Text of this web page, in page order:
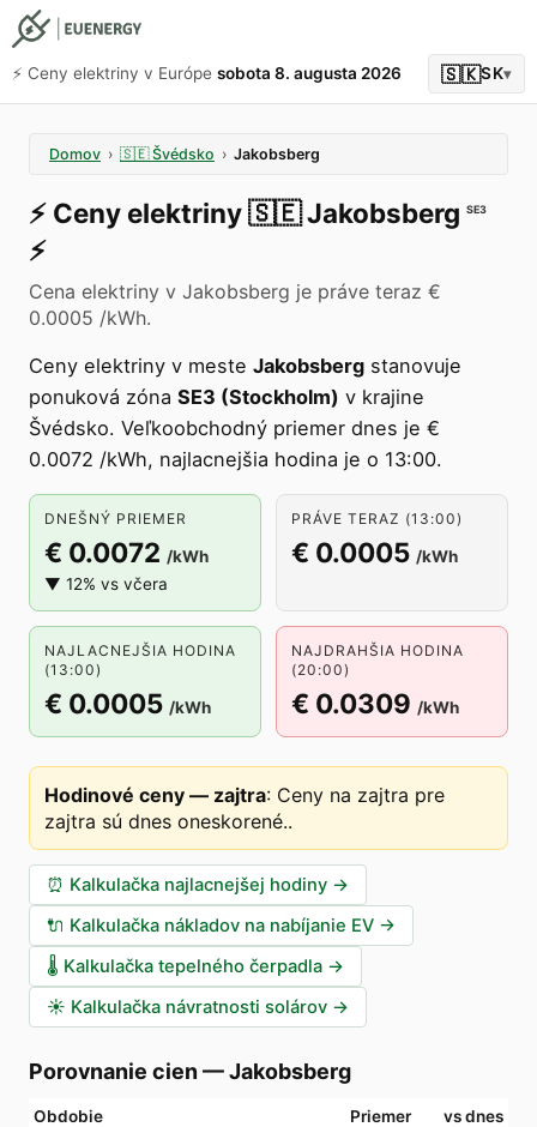
⚡️ Ceny elektriny v Európe sobota 8. augusta 2026 🇸🇰SK▾
Domov › 🇸🇪 Švédsko › Jakobsberg
⚡️ Ceny elektriny🇸🇪Jakobsberg SE3
⚡️
Cena elektriny v Jakobsberg je práve teraz €
0.0005 /kWh.
Ceny elektriny v meste Jakobsberg stanovuje
ponuková zóna SE3 (Stockholm) v krajine
Švédsko. Veľkoobchodný priemer dnes je €
0.0072 /kWh, najlacnejšia hodina je o 13:00.
DNEŠNÝ PRIEMER
€ 0.0072 /kWh
▼ 12% vs včera
PRÁVE TERAZ (13:00)
€ 0.0005 /kWh
NAJLACNEJŠIA HODINA
(13:00)
€ 0.0005 /kWh
NAJDRAHŠIA HODINA
(20:00)
€ 0.0309 /kWh
Hodinové ceny — zajtra: Ceny na zajtra pre
zajtra sú dnes oneskorené..
⏰ Kalkulačka najlacnejšej hodiny →
🔌 Kalkulačka nákladov na nabíjanie EV →
🌡️ Kalkulačka tepelného čerpadla →
☀️ Kalkulačka návratnosti solárov →
Porovnanie cien —Jakobsberg
Obdobie Priemer vs dnes